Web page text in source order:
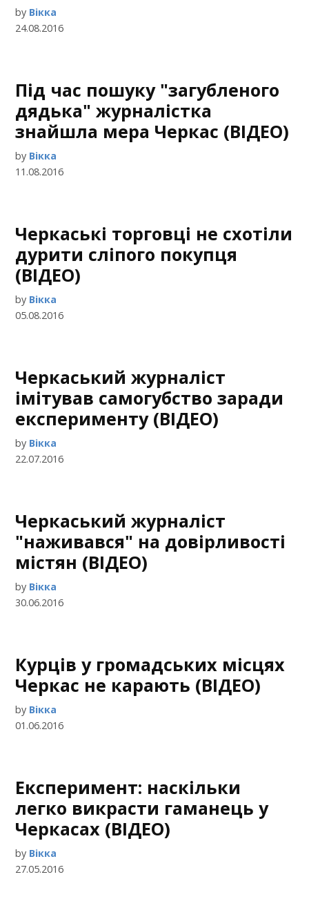
by Вікка
24.08.2016
Під час пошуку "загубленого
дядька" журналістка
знайшла мера Черкас (ВІДЕО)
by Вікка
11.08.2016
Черкаські торговці не схотіли
дурити сліпого покупця
(ВІДЕО)
by Вікка
05.08.2016
Черкаський журналіст
імітував самогубство заради
експерименту (ВІДЕО)
by Вікка
22.07.2016
Черкаський журналіст
"наживався" на довірливості
містян (ВІДЕО)
by Вікка
30.06.2016
Курців у громадських місцях
Черкас не карають (ВІДЕО)
by Вікка
01.06.2016
Експеримент: наскільки
легко викрасти гаманець у
Черкасах (ВІДЕО)
by Вікка
27.05.2016